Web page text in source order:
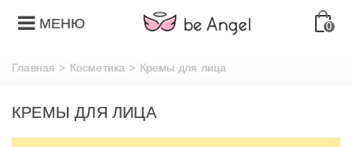
МЕНЮ 0
Главная > Косметика > Кремы для лица
КРЕМЫ ДЛЯ ЛИЦА